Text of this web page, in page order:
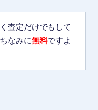
査定だけでもして
なみに無料ですよ